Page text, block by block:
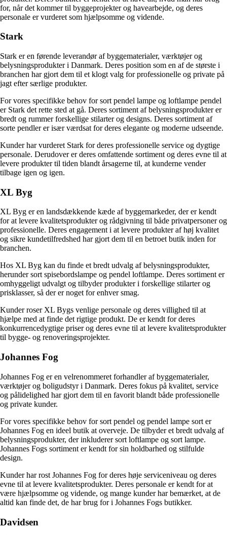
for, når det kommer til byggeprojekter og havearbejde, og deres
personale er vurderet som hjælpsomme og vidende.
Stark
Stark er en førende leverandør af byggematerialer, værktøjer og
belysningsprodukter i Danmark. Deres position som en af de største i
branchen har gjort dem til et klogt valg for professionelle og private på
jagt efter særlige produkter.
For vores specifikke behov for sort pendel lampe og loftlampe pendel
er Stark det rette sted at gå. Deres sortiment af belysningsprodukter er
bredt og rummer forskellige stilarter og designs. Deres sortiment af
sorte pendler er især værdsat for deres elegante og moderne udseende.
Kunder har vurderet Stark for deres professionelle service og dygtige
personale. Derudover er deres omfattende sortiment og deres evne til at
levere produkter til tiden blandt årsagerne til, at kunderne vender
tilbage igen og igen.
XL Byg
XL Byg er en landsdækkende kæde af byggemarkeder, der er kendt
for at levere kvalitetsprodukter og rådgivning til både privatpersoner og
professionelle. Deres engagement i at levere produkter af høj kvalitet
og sikre kundetilfredshed har gjort dem til en betroet butik inden for
branchen.
Hos XL Byg kan du finde et bredt udvalg af belysningsprodukter,
herunder sort spisebordslampe og pendel loftlampe. Deres sortiment er
omhyggeligt udvalgt og tilbyder produkter i forskellige stilarter og
prisklasser, så der er noget for enhver smag.
Kunder roser XL Bygs venlige personale og deres villighed til at
hjælpe med at finde det rigtige produkt. De er kendt for deres
konkurrencedygtige priser og deres evne til at levere kvalitetsprodukter
til bygge- og renoveringsprojekter.
Johannes Fog
Johannes Fog er en velrenommeret forhandler af byggematerialer,
værktøjer og boligudstyr i Danmark. Deres fokus på kvalitet, service
og pålidelighed har gjort dem til en favorit blandt både professionelle
og private kunder.
For vores specifikke behov for sort pendel og pendel lampe sort er
Johannes Fog en ideel butik at overveje. De tilbyder et bredt udvalg af
belysningsprodukter, der inkluderer sort loftlampe og sort lampe.
Johannes Fogs sortiment er kendt for sin holdbarhed og stilfulde
design.
Kunder har rost Johannes Fog for deres høje serviceniveau og deres
evne til at levere kvalitetsprodukter. Deres personale er kendt for at
være hjælpsomme og vidende, og mange kunder har bemærket, at de
altid kan finde det, de har brug for i Johannes Fogs butikker.
Davidsen